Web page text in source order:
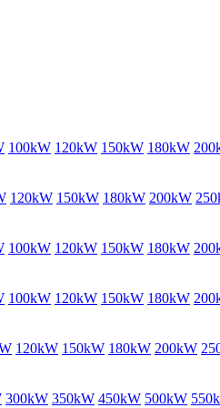
100kW 120kW 150kW 180kW
120kW 150kW 180kW 200kW
100kW 120kW 150kW 180kW
100kW 120kW 150kW 180kW
120kW 150kW 180kW 200kW
300kW 350kW 450kW 500kW